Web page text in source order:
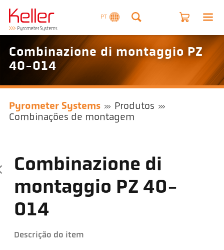
PT
Combinazione di montaggio PZ
40-014
Pyrometer Systems
Produtos
Combinações de montagem
Combinazione di
montaggio PZ 40-
014
Descrição do item